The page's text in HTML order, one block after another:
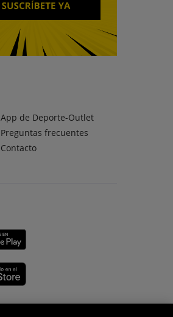
App de Deporte-Outlet
Preguntas frecuentes
Contacto